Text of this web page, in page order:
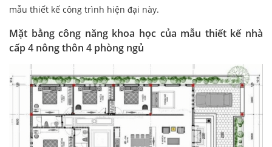
mẫu thiết kế công trình hiện đại này.
Mặt bằng công năng khoa học của mẫu thiết kế nhà
cấp 4 nông thôn 4 phòng ngủ